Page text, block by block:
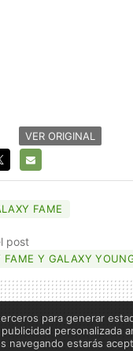
VER ORIGINAL
E-
MAILFAME
post
FAME Y GALAXY
para generar
personalizada
navegando estarás